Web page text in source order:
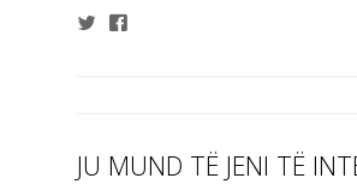
JU MUND TË JENI TË